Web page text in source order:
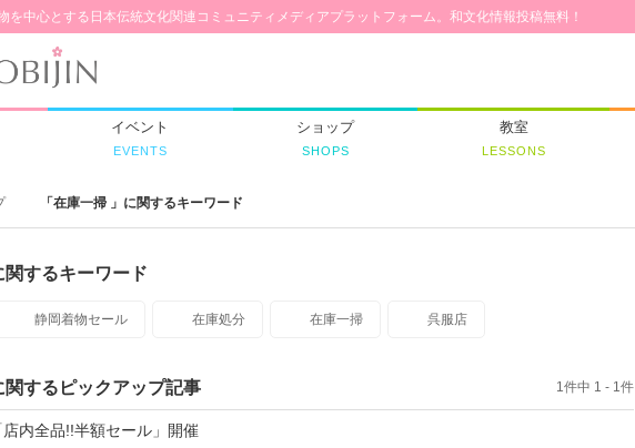
を中心とする日本伝統文化関連コミュニティメディアプラットフォーム。和文化情報投稿無料！
イベント
EVENTS
ショップ
SHOPS
教室
LESSONS
「在庫一掃 」に関するキーワード
関するキーワード
静岡着物セール 在庫処分 在庫一掃 呉服店
関するピックアップ記事 1件中 1 - 1件
店内全品!!半額セール」開催